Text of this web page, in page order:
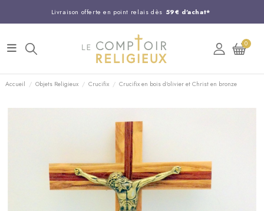
Livraison offerte en point relais dès 59€ d'achat*
Entreprise Française familiale
Support client disponible au 03 20 24 74 15
Commandez avant 14H, expédition le jour même !
0
Accueil Objets Religieux Crucifix Crucifix en bois d'olivier et Christ en bronze